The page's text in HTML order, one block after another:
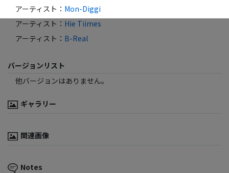
アーティスト ： Mon-Diggi
アーティスト ： Hie Tiimes
アーティスト ： B-Real
バージョンリスト
他バージョンはありません。
ギャラリー
関連画像
Notes